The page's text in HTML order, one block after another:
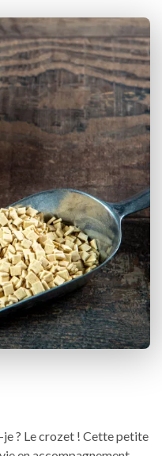
je ? Le crozet ! Cette petite